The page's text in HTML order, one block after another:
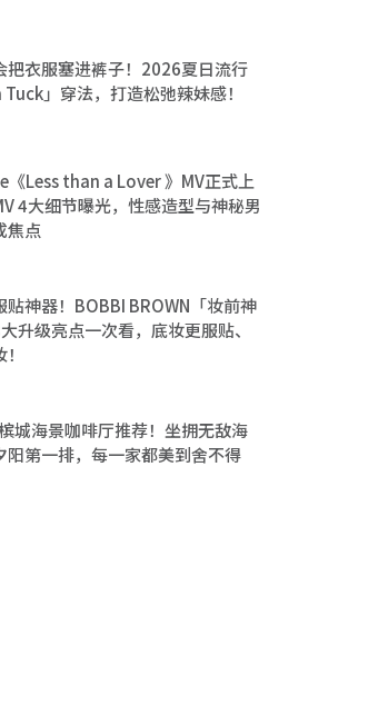
把衣服塞进裤子！2026夏日流行
Tuck」穿法，打造松弛辣妹感！
《Less than a Lover 》MV正式上
4大细节曝光，性感造型与神秘男
焦点
贴神器！BOBBI BROWN「妆前神
升级亮点一次看，底妆更服贴、
城海景咖啡厅推荐！坐拥无敌海
阳第一排，每一家都美到舍不得